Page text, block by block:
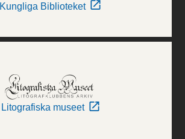
Kungliga Biblioteket
Litografiska museet